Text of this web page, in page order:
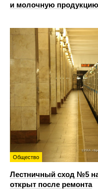
и молочную
Общество
Лестничный сход №5
открыт после ремонта